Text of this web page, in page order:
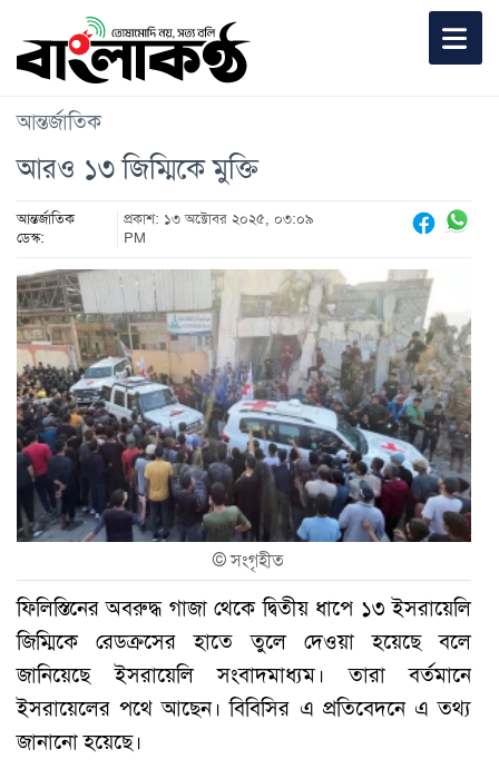
আন্তর্জাতিক
আরও ১৩ জিম্মিকে মুক্তি
আন্তর্জাতিক
ডেস্ক:
প্রকাশ: ১৩ অক্টোবর ২০২৫, ০৩:০৯
PM
©সংগৃহীত
ফিলিস্তিনের অবরুদ্ধ গাজা থেকে দ্বিতীয় ধাপে ১৩ ইসরায়েলি
জিম্মিকে রেডক্রসের হাতে তুলে দেওয়া হয়েছে বলে
জানিয়েছে ইসরায়েলি সংবাদমাধ্যম। তারা বর্তমানে
ইসরায়েলের পথে আছেন। বিবিসির এ প্রতিবেদনে এ তথ্য
জানানো হয়েছে।